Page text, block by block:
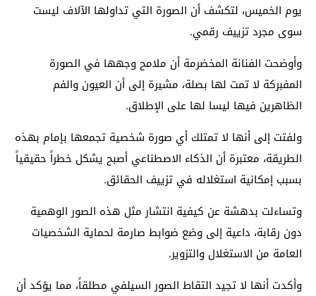
يوم الخميس، لتكشف أن الصورة التي تداولها الآلاف ليست
سوى مجرد تزييف رقمي.
وأوضحت الفنانة المخضرمة أن ملامح وجهها في الصورة
المفبركة لا تمت لها بصلة، مشيرة إلى أن العيون والفم
الظاهرين فيها ليسا لها على الإطلاق.
ولفتت إلى أنها لا تمتلك أي صورة شخصية تجمعها بإمام بهذه
الطريقة، معتبرة أن الذكاء الاصطناعي أصبح يشكل خطراً حقيقياً
بسبب إمكانية استغلاله في تزييف الحقائق.
وتساءلت بدهشة عن كيفية انتشار مثل هذه الصور الوهمية
دون رقابة، داعية إلى وضع ضوابط صارمة لحماية الشخصيات
العامة من الاستغلال والتزوير.
وأكدت أنها لا تجيد التقاط الصور السيلفي مطلقاً، مما يؤكد أن